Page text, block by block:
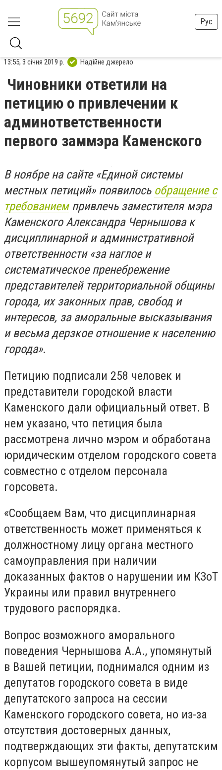
Рус
13:55, 3 січня 2019 р. Надійне джерело
Чиновники ответили на
петицию о привлечении к
админответственности
первого заммэра Каменского
В ноябре на сайте «Единой системы
местных петиций» появилось обращение с
требованиемпривлечь заместителя мэра
Каменского Александра Чернышова к
дисциплинарной и административной
ответственности «за наглое и
систематическое пренебрежение
представителей территориальной общины
города, их законных прав, свобод и
интересов, за аморальные высказывания
и весьма дерзкое отношение к населению
города».
Петицию подписали 258 человек и
представители городской власти
Каменского дали официальный ответ. В
нем указано, что петиция была
рассмотрена лично мэром и обработана
юридическим отделом городского совета
совместно с отделом персонала
горсовета.
«Сообщаем Вам, что дисциплинарная
ответственность может применяться к
должностному лицу органа местного
самоуправления при наличии
доказанных фактов о нарушении им КЗоТ
Украины или правил внутреннего
трудового распорядка.
Вопрос возможного аморального
поведения Чернышова А.А., упомянутый
в Вашей петиции, поднимался одним из
депутатов городского совета в виде
депутатского запроса на сессии
Каменского городского совета, но из-за
отсутствия достоверных данных,
подтверждающих эти факты, депутатским
корпусом вышеупомянутый запрос не